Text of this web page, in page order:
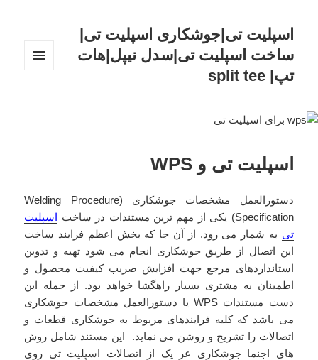
اسپلیت تی|جوشکاری اسپلیت تی|
ساخت اسپلیت تی|سدل نیپل|هات
تپ| split tee
اسپلیت تی و WPS
دستورالعمل مشخصات جوشکاری (Welding Procedure
Specification) یکی از مهم ترین مستندات در ساخت
اسپلیت
تی به شمار می رود. از آن جا که بخش اعظم فرایند ساخت
این اتصال از طریق حوشکاری انجام می شود تهیه و تدوین
استانداردهای مرجع جهت افزایش صریب کیفیت محصول و
اطمینان به مشتری بسیار راهگشا خواهد بود. از جمله این
دست مستندات WPS یا دستورالعمل مشخصات جوشکاری
می باشد که کلیه فرایندهای مربوط به جوشکاری قطعات و
اتصالات را تشریح و روشن می نماید. این مستند شامل روش
های اجنما جوشکاری عر یک از اتصالات اسپلیت تی روی